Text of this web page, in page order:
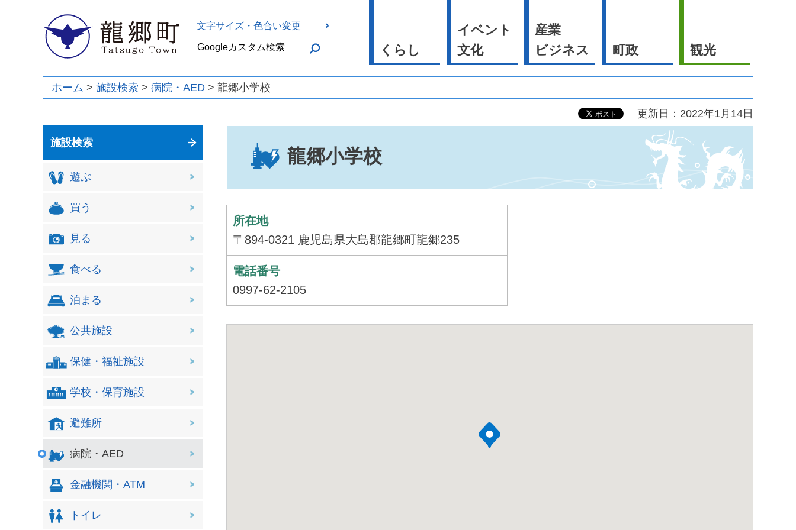
龍郷町 文字サイズ・色合い変更
くらし
イベント
文化
産業
ビジネス
町政 観光
ホーム > 施設検索 > 病院・AED > 龍郷小学校
更新日：2022年1月14日
施設検索
遊ぶ
買う
見る
食べる
泊まる
公共施設
保健・福祉施設
学校・保育施設
避難所
病院・AED
金融機関・ATM
トイレ
龍郷小学校
所在地
〒894-0321 鹿児島県大島郡龍郷町龍郷235
電話番号
0997-62-2105